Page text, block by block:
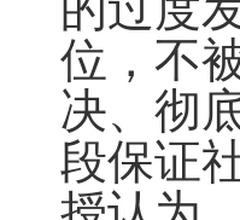
位，不
决、彻
段保证